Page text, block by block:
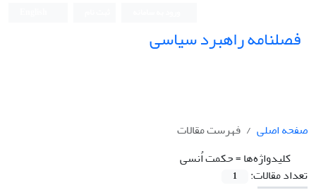
فصلنامه راهبرد سیاسی
صفحه اصلی
فهرست مقالات
کلیدواژه‌ها =حکمت اُنسی
تعداد مقالات:
1